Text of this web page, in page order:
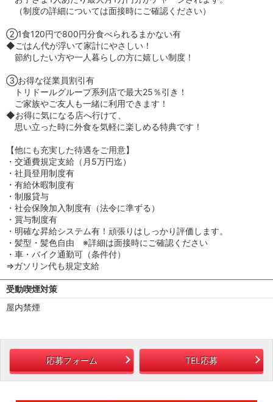
（制度の詳細については面接時にご確認ください）
②1食120円で800円分食べられるまかない有
◆ごはん代が浮いて家計にやさしい！
節約したい方や一人暮らしの方に嬉しい制度！
③お得な従業員割引有
トリドールグループ系列店で最大25％引き！
ご家族やご友人も一緒に利用できます！
◆お得に気になる店へ行けて、
思い立った時に外食を気軽に楽しめる特典です！
【他にも充実した待遇をご用意】
・交通費規定支給（月5万円迄）
・社員登用制度有
・有給休暇制度有
・制服貸与
・社会保険加入制度有（法令に準ずる）
・賞与制度有
・明確な昇給システム有！頑張りはしっかり評価します。
・髪型・髪色自由 ※詳細は面接時にご確認ください
・車・バイク通勤可（条件付）
⇒ガソリン代も規定支給
受動喫煙対策
屋内禁煙
応募フォーム TEL応募